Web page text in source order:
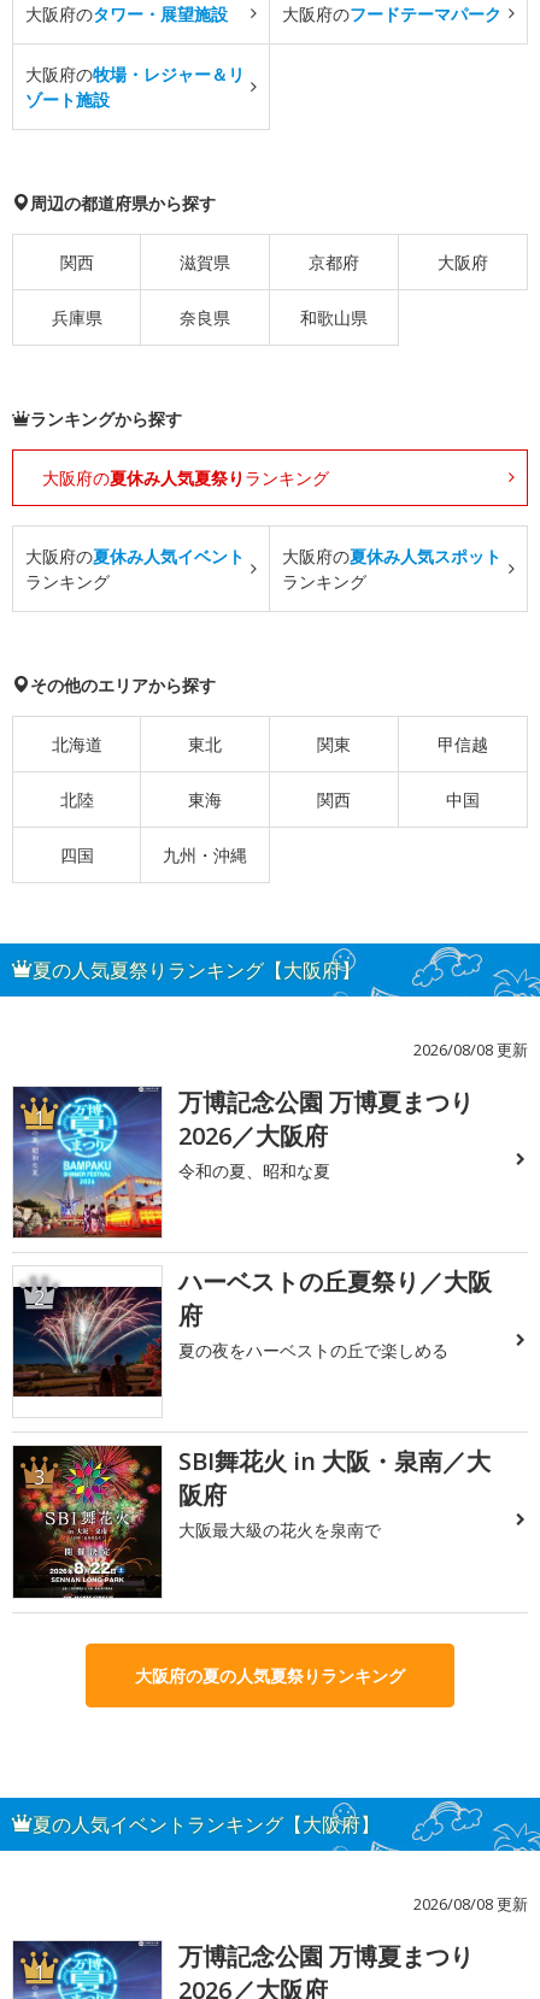
大阪府のタワー・展望施設 大阪府のフードテーマパーク
大阪府の牧場・レジャー＆リ
ゾート施設
周辺の都道府県から探す
関西 滋賀県 京都府 大阪府
兵庫県 奈良県 和歌山県
ランキングから探す
大阪府の夏休み人気夏祭り ランキング
大阪府の夏休み人気イベント
ランキング
大阪府の夏休み人気スポット
ランキング
その他のエリアから探す
北海道 東北 関東 甲信越
北陸 東海 関西 中国
四国 九州・沖縄
夏の人気夏祭りランキング【大阪府】
2026/08/08 更新
1
万博記念公園 万博夏まつり
2026／大阪府
令和の夏、昭和な夏
2
ハーベストの丘夏祭り／大阪
府
夏の夜をハーベストの丘で楽しめる
3
SBI舞花火 in 大阪・泉南／大
阪府
大阪最大級の花火を泉南で
大阪府の夏の人気夏祭りランキング
夏の人気イベントランキング【大阪府】
2026/08/08 更新
1
万博記念公園 万博夏まつり
2026／大阪府